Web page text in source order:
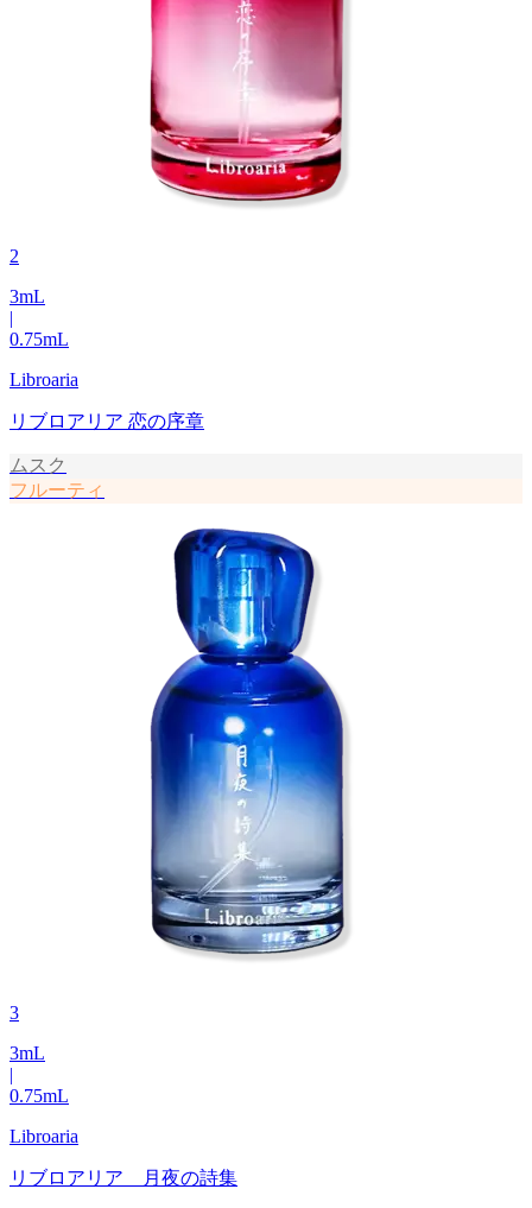
2
3mL
|
0.75mL
Libroaria
リブロアリア 恋の序章
ムスク
フルーティ
3
3mL
|
0.75mL
Libroaria
リブロアリア 月夜の詩集